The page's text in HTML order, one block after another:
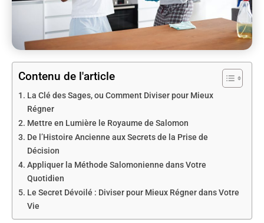
Contenu de l'article
La Clé des Sages, ou Comment Diviser pour Mieux
Régner
Mettre en Lumière le Royaume de Salomon
De l’Histoire Ancienne aux Secrets de la Prise de
Décision
Appliquer la Méthode Salomonienne dans Votre
Quotidien
Le Secret Dévoilé : Diviser pour Mieux Régner dans Votre
Vie